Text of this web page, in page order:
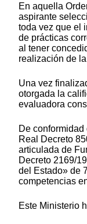
En aquella
aspirante
toda vez que el
de prácticas
al tener
realización de
Una vez
otorgada la
evaluadora
De
Real Decreto
articulada de
Decreto 2169/
del Estado» de
competencias
Este Ministerio